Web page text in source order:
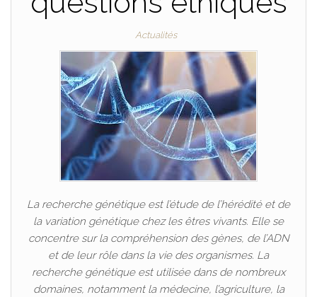
Actualités
La recherche génétique est l’étude de l’hérédité et de
la variation génétique chez les êtres vivants. Elle se
concentre sur la compréhension des gènes, de l’ADN
et de leur rôle dans la vie des organismes. La
recherche génétique est utilisée dans de nombreux
domaines, notamment la médecine, l’agriculture, la